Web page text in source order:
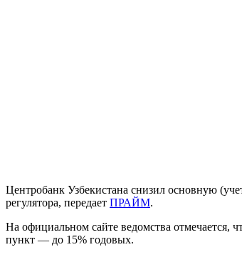
Центробанк Узбекистана снизил основную
регулятора, передает ПРАЙМ.
На официальном сайте ведомства отмечается,
пункт — до 15% годовых.